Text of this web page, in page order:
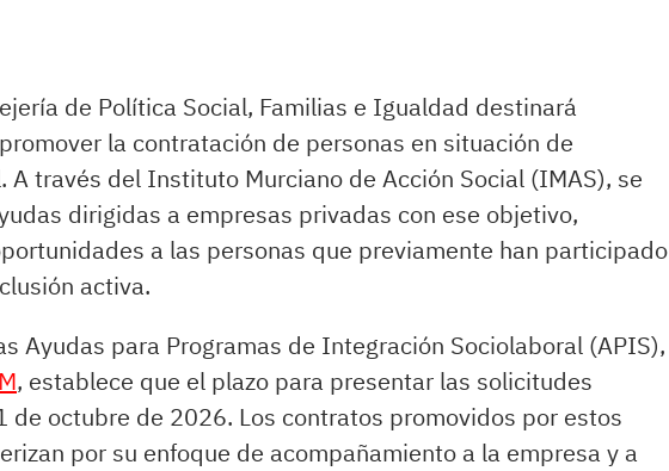
de Política Social, Familias e Igualdad destinará
la contratación de personas en situación de
través del Instituto Murciano de Acción Social (IMAS), se
dirigidas a empresas privadas con ese objetivo,
a las personas que previamente han participado
activa.
Ayudas para Programas de Integración Sociolaboral (APIS),
, establece que el plazo para presentar las solicitudes
de octubre de 2026. Los contratos promovidos por estos
por su enfoque de acompañamiento a la empresa y a